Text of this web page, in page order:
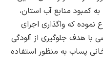
کمبود منابع آب استان،
نموده که واگذاری اجرای
هدف جلوگیری از آلودگی
پساب به منظور استفاده